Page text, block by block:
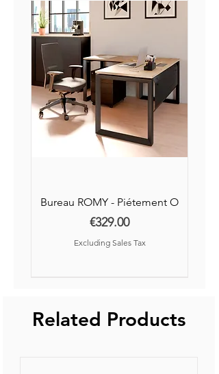
Bureau ROMY - Piétement O
Price
€329.00
Excluding Sales Tax
Related Products